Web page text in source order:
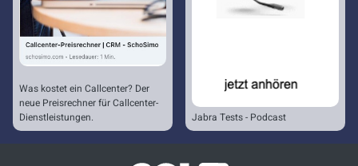
Was kostet ein Callcenter? Der
neue Preisrechner für Callcenter-
Dienstleistungen.
Jabra Tests - Podcast